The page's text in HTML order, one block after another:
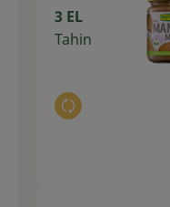
3 EL
Tahin
Auswahl ändern